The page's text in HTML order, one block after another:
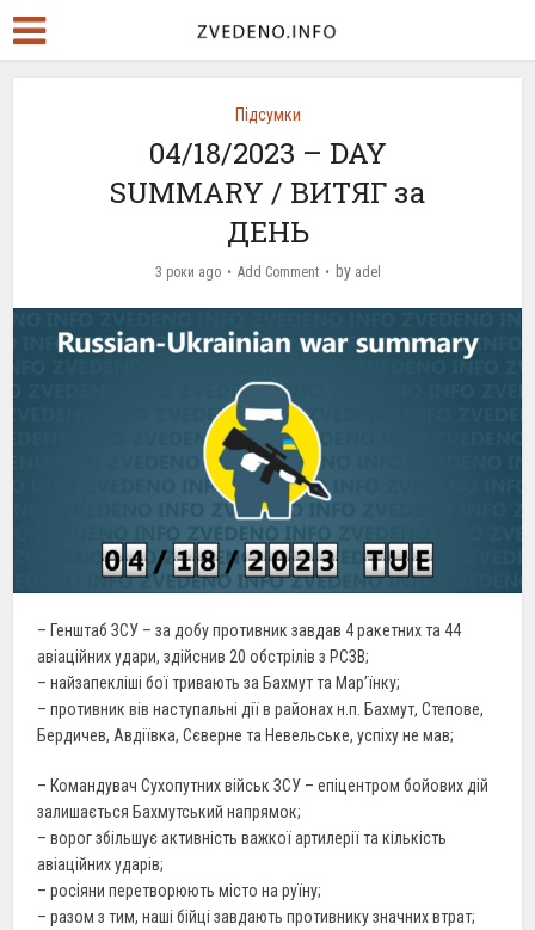
Підсумки
04/18/2023 – DAY
SUMMARY / ВИТЯГ за
ДЕНЬ
3 роки ago Add Comment by adel
– Генштаб ЗСУ – за добу противник завдав 4 ракетних та 44
авіаційних удари, здійснив 20 обстрілів з РСЗВ;
– найзапекліші бої тривають за Бахмут та Мар’їнку;
– противник вів наступальні дії в районах н.п. Бахмут, Степове,
Бердичев, Авдіївка, Сєверне та Невельське, успіху не мав;
– Командувач Сухопутних військ ЗСУ – епіцентром бойових дій
залишається Бахмутський напрямок;
– ворог збільшує активність важкої артилерії та кількість
авіаційних ударів;
– росіяни перетворюють місто на руїну;
– разом з тим, наші бійці завдають противнику значних втрат;